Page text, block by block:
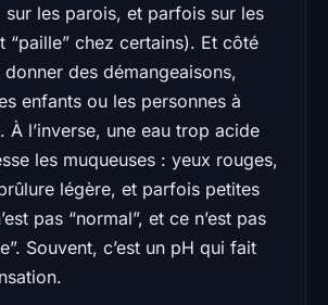
sur les parois, et parfois sur les
“paille” chez certains). Et côté
des démangeaisons,
enfants ou les personnes à
À l’inverse, une eau trop acide
les muqueuses : yeux rouges,
légère, et parfois petites
pas “normal”, et ce n’est pas
Souvent, c’est un pH qui fait